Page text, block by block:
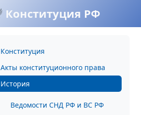
Конституция РФ
Конституция
Акты конституционного права
История
Ведомости СНД РФ и ВС РФ